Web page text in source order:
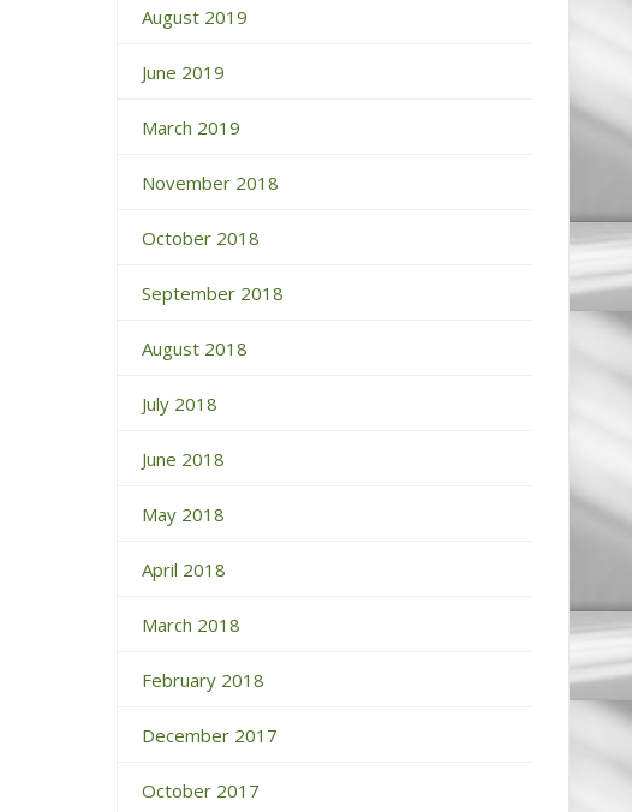
August 2019
June 2019
March 2019
November 2018
October 2018
September 2018
August 2018
July 2018
June 2018
May 2018
April 2018
March 2018
February 2018
December 2017
October 2017